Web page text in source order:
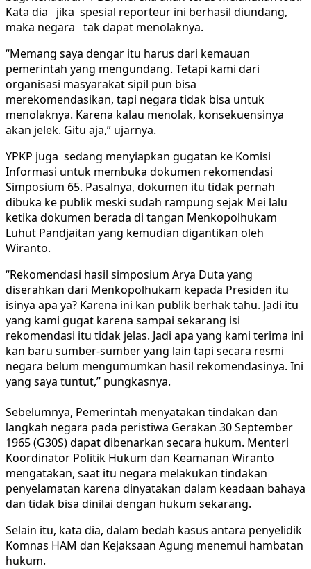
Kata dia jika spesial reporteur ini berhasil diundang,
maka negara tak dapat menolaknya.
“Memang saya dengar itu harus dari kemauan
pemerintah yang mengundang. Tetapi kami dari
organisasi masyarakat sipil pun bisa
merekomendasikan, tapi negara tidak bisa untuk
menolaknya. Karena kalau menolak, konsekuensinya
akan jelek. Gitu aja,” ujarnya.
YPKP juga sedang menyiapkan gugatan ke Komisi
Informasi untuk membuka dokumen rekomendasi
Simposium 65. Pasalnya, dokumen itu tidak pernah
dibuka ke publik meski sudah rampung sejak Mei lalu
ketika dokumen berada di tangan Menkopolhukam
Luhut Pandjaitan yang kemudian digantikan oleh
Wiranto.
“Rekomendasi hasil simposium Arya Duta yang
diserahkan dari Menkopolhukam kepada Presiden itu
isinya apa ya? Karena ini kan publik berhak tahu. Jadi itu
yang kami gugat karena sampai sekarang isi
rekomendasi itu tidak jelas. Jadi apa yang kami terima ini
kan baru sumber-sumber yang lain tapi secara resmi
negara belum mengumumkan hasil rekomendasinya. Ini
yang saya tuntut,” pungkasnya.
Sebelumnya, Pemerintah menyatakan tindakan dan
langkah negara pada peristiwa Gerakan 30 September
1965 (G30S) dapat dibenarkan secara hukum. Menteri
Koordinator Politik Hukum dan Keamanan Wiranto
mengatakan, saat itu negara melakukan tindakan
penyelamatan karena dinyatakan dalam keadaan bahaya
dan tidak bisa dinilai dengan hukum sekarang.
Selain itu, kata dia, dalam bedah kasus antara penyelidik
Komnas HAM dan Kejaksaan Agung menemui hambatan
hukum.